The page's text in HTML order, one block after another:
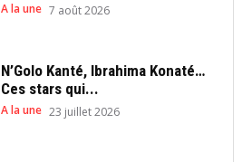
A la une 7 août 2026
N’Golo Kanté, Ibrahima Konaté…
Ces stars qui...
A la une 23 juillet 2026